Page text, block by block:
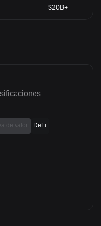
$20B+
de valor DeFi